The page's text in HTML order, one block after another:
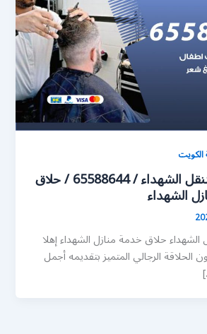
صالون رجالي متنقل الشهداء / 65588644 / حلاق
الشهداء
حلاق خدمة منازل الشهداء إهلا
الرجالي المتميز بتقديمه أجمل